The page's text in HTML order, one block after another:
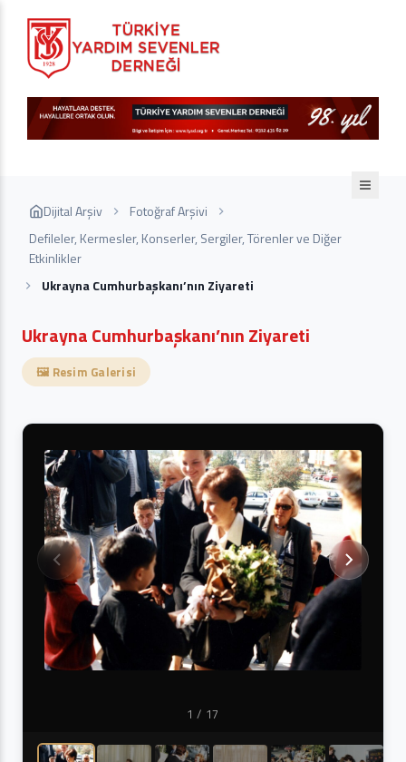
Dijital Arşiv
Fotoğraf Arşivi
Defileler, Kermesler, Konserler, Sergiler, Törenler ve Diğer
Etkinlikler
Ukrayna Cumhurbaşkanı’nın Ziyareti
Ukrayna Cumhurbaşkanı’nın Ziyareti
🖼️ Resim Galerisi
1 / 17